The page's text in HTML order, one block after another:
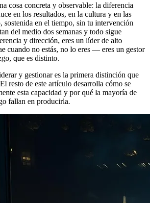
cosa concreta y observable: la diferencia
en los resultados, en la cultura y en las
sostenida en el tiempo, sin tu intervención
del medio dos semanas y todo sigue
y dirección, eres un líder de alto
cuando no estás, no lo eres — eres un gestor
que es distinto.
y gestionar es la primera distinción que
resto de este artículo desarrolla cómo se
esta capacidad y por qué la mayoría de
fallan en producirla.